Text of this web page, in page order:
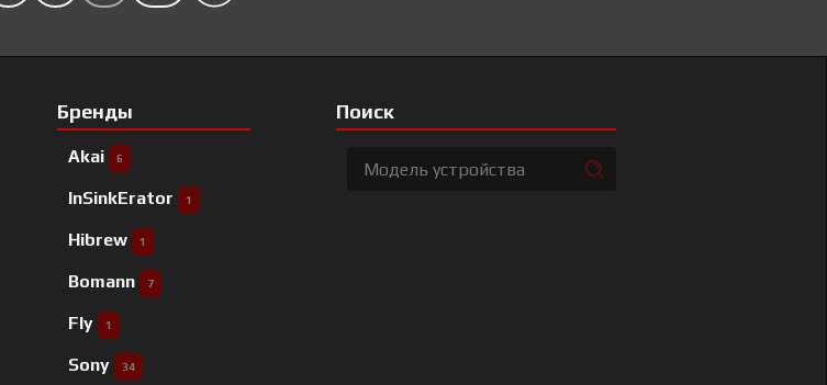
Бренды
Akai 6
InSinkErator 1
Hibrew 1
Bomann 7
Fly 1
Sony 34
Поиск